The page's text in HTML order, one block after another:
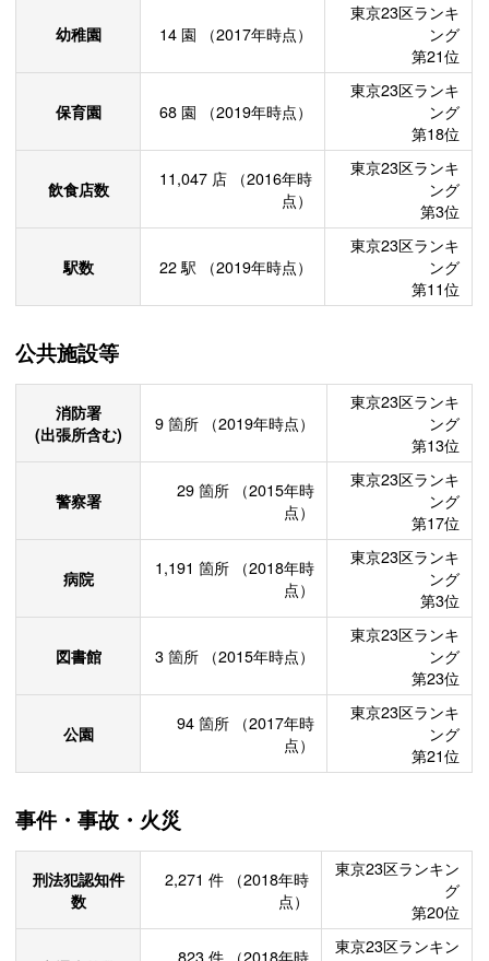
幼稚園 14 園 （2017年時点）
東京23区ランキ
ング
第21位
保育園 68 園 （2019年時点）
東京23区ランキ
ング
第18位
飲食店数 11,047 店
（2016年時
点）
東京23区ランキ
ング
第3位
駅数 22駅 （2019年時点）
東京23区ランキ
ング
第11位
公共施設等
消防署
(出張所含む)
9 箇所 （2019年時点）
東京23区ランキ
ング
第13位
警察署 29 箇所
（2015年時
点）
東京23区ランキ
ング
第17位
病院 1,191 箇所
（2018年時
点）
東京23区ランキ
ング
第3位
図書館 3 箇所 （2015年時点）
東京23区ランキ
ング
第23位
公園 94 箇所
（2017年時
点）
東京23区ランキ
ング
第21位
事件・事故・火災
刑法犯認知件
数
2,271 件
（2018年時
点）
東京23区ランキン
グ
第20位
823 件
（2018年時
東京23区ランキン